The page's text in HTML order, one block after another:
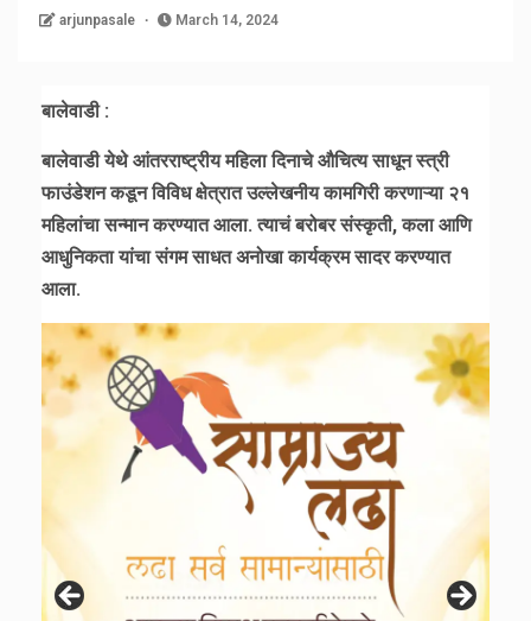
arjunpasale March 14, 2024
बालेवाडी :
बालेवाडी येथे आंतरराष्ट्रीय महिला दिनाचे औचित्य साधून स्त्री
फाउंडेशन कडून विविध क्षेत्रात उल्लेखनीय कामगिरी करणाऱ्या २१
महिलांचा सन्मान करण्यात आला. त्याचं बरोबर संस्कृती, कला आणि
आधुनिकता यांचा संगम साधत अनोखा कार्यक्रम सादर करण्यात
आला.